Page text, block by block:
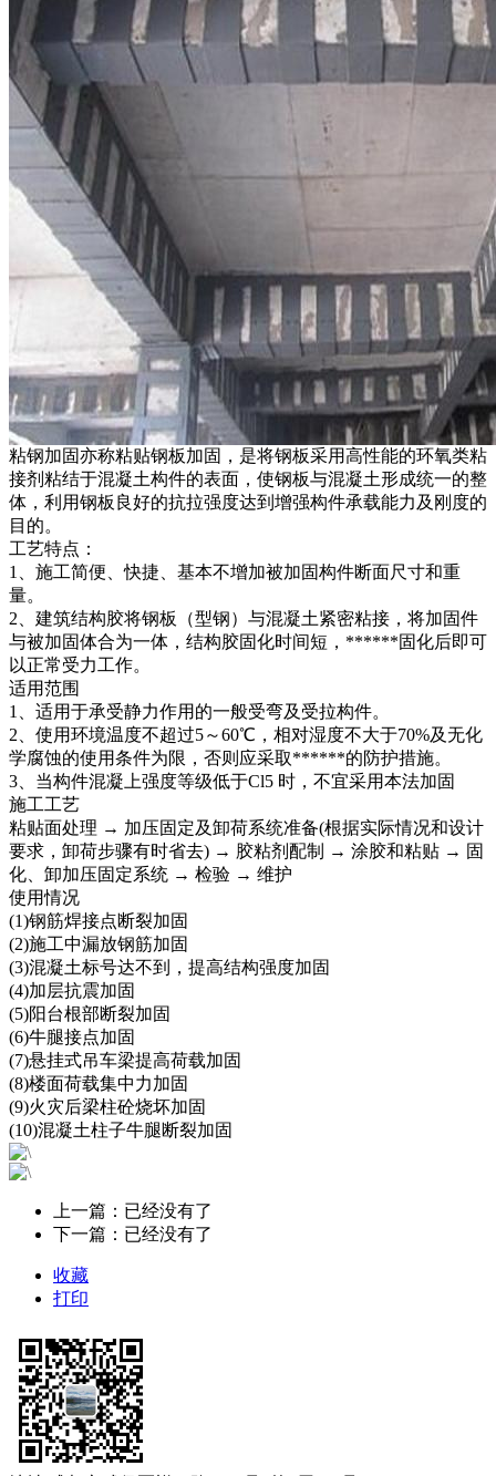
粘钢加固亦称粘贴钢板加固，是将钢板采用高性能的环氧类粘
接剂粘结于混凝土构件的表面，使钢板与混凝土形成统一的整
体，利用钢板良好的抗拉强度达到增强构件承载能力及刚度的
目的。
工艺特点：
1、施工简便、快捷、基本不增加被加固构件断面尺寸和重
量。
2、建筑结构胶将钢板（型钢）与混凝土紧密粘接，将加固件
与被加固体合为一体，结构胶固化时间短，******固化后即可
以正常受力工作。
适用范围
1、适用于承受静力作用的一般受弯及受拉构件。
2、使用环境温度不超过5～60℃，相对湿度不大于70%及无化
学腐蚀的使用条件为限，否则应采取******的防护措施。
3、当构件混凝上强度等级低于Cl5 时，不宜采用本法加固
施工工艺
粘贴面处理 → 加压固定及卸荷系统准备(根据实际情况和设计
要求，卸荷步骤有时省去) → 胶粘剂配制 → 涂胶和粘贴 → 固
化、卸加压固定系统 → 检验 → 维护
使用情况
(1)钢筋焊接点断裂加固
(2)施工中漏放钢筋加固
(3)混凝土标号达不到，提高结构强度加固
(4)加层抗震加固
(5)阳台根部断裂加固
(6)牛腿接点加固
(7)悬挂式吊车梁提高荷载加固
(8)楼面荷载集中力加固
(9)火灾后梁柱砼烧坏加固
(10)混凝土柱子牛腿断裂加固
上一篇：已经没有了
下一篇：已经没有了
收藏
打印